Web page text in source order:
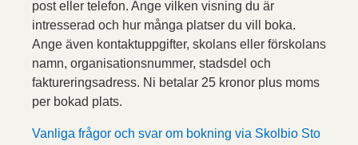
post eller telefon. Ange vilken visning du är
intresserad och hur många platser du vill boka.
Ange även kontaktuppgifter, skolans eller förskolans
namn, organisationsnummer, stadsdel och
faktureringsadress. Ni betalar 25 kronor plus moms
per bokad plats.
Vanliga frågor och svar om bokning via Skolbio Sto